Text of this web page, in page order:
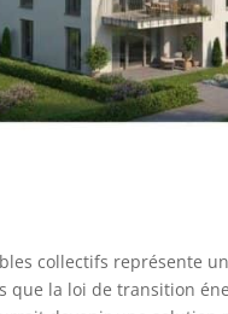
collectifs représente
que la loi de transition